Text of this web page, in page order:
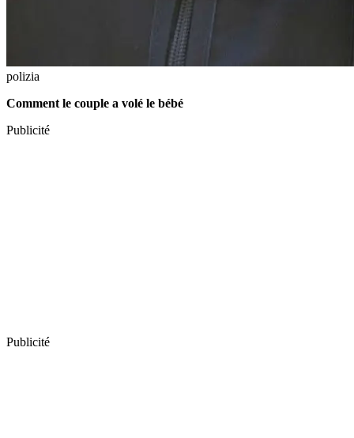
polizia
Comment le couple a volé le bébé
Publicité
Publicité